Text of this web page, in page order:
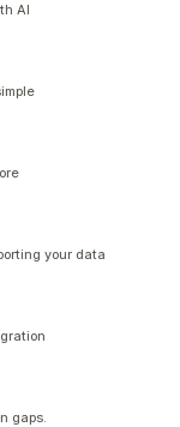
AI
your data
gaps.